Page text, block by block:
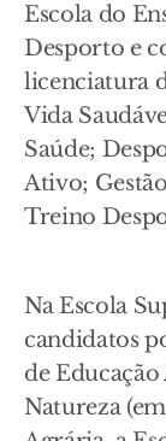
Escola do
Desporto e
licenciatura
Vida
Saúde;
Ativo;
Treino
Na Escola
candidatos
de
Natureza